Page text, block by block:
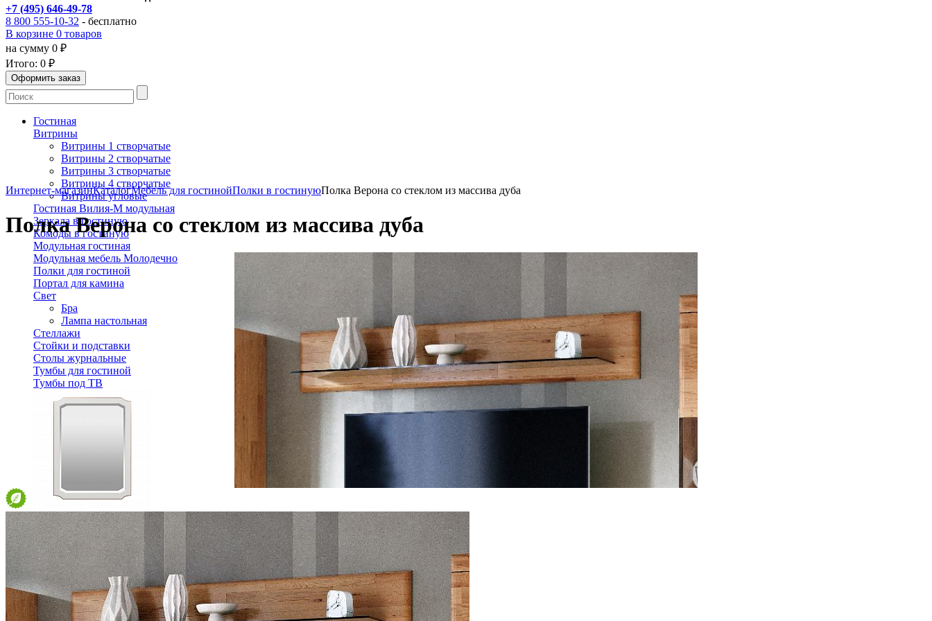
+7 (495) 646-49-78
8 800 555-10-32 - бесплатно
В корзине 0 товаров
на сумму 0 ₽
Итого: 0 ₽
Гостиная
Витрины
Витрины 1 створчатые
Витрины 2 створчатые
Витрины 3 створчатые
Витрины 4 створчатые
Витрины угловые
Гостиная Вилия-М модульная
Зеркала в гостиную
Комоды в гостиную
Модульная гостиная
Модульная мебель Молодечно
Полки для гостиной
Портал для камина
Свет
Бра
Лампа настольная
Стеллажи
Стойки и подставки
Столы журнальные
Тумбы для гостиной
Тумбы под ТВ
Зеркало Тельма ГМ 6592
11 291 ₽
12 546 ₽
В корзину
-10%
Спальня
Деревянные кровати с подъемным механизмом
Интернет-магазинКаталогМебель для гостинойПолки в гостинуюПолка Верона со стеклом из массива дуба
Полка Верона со стеклом из массива дуба